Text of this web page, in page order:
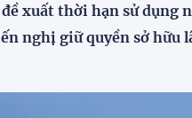
xuất thời hạn sử dụng
nghị giữ quyền sở hữu